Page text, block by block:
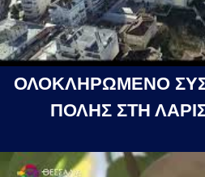
ΟΛΟΚΛΗΡΩΜΕΝΟ
ΠΟΛΗΣ ΣΤΗ